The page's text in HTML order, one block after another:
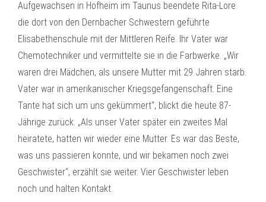
Aufgewachsen in Hofheim im Taunus beendete Rita-Lore
die dort von den Dernbacher Schwestern geführte
Elisabethenschule mit der Mittleren Reife. Ihr Vater war
Chemotechniker und vermittelte sie in die Farbwerke. „Wir
waren drei Mädchen, als unsere Mutter mit 29 Jahren starb.
Vater war in amerikanischer Kriegsgefangenschaft. Eine
Tante hat sich um uns gekümmert“, blickt die heute 87-
Jährige zurück. „Als unser Vater später ein zweites Mal
heiratete, hatten wir wieder eine Mutter. Es war das Beste,
was uns passieren konnte, und wir bekamen noch zwei
Geschwister“, erzählt sie weiter. Vier Geschwister leben
noch und halten Kontakt.